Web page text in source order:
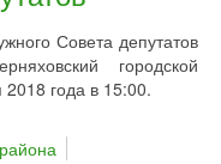
Совета депутатов
городской
2018 года в 15:00.